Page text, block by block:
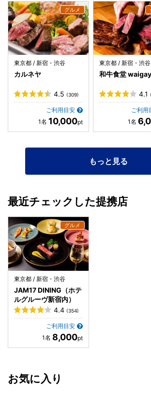
度に濃厚な旨味を感じられます。塩と岩塩と
煮詰めたソース、ワインビネガーとニンニク
ト状のソース3種類。岩塩で食べると岩塩
味をより引き立ててくれます。ペースト状
とワインビネガーの甘みがお肉の旨味をま
ます。煮詰めたソースを使うと、お肉の旨
てお肉を食べてる感がより感じられます。
と酸味のあるドレッシングで味付けしてあ
き芋のようなふうが若干ある紅大根も箸休
です。 ・チャーミングないちごのバシュラン 食べるのがも
ったいなくらい可愛い見た目でスプーンを
使ったアイス、ちーすを使ったムース、外
ったマカロンといちごソースと国産イチゴ
から満足します。マカロン生地のサクサク
ズムースとイチゴのアイスが絶妙で国産い
アクセントになってます。深みのあるコー
はモクテルでアールグレイティーを使ったモ
ました。ローズマリーの香りがいい匂いで、
アールグレイの風味も感じられてスッキリと
ービスは、ホスピタリティは高く、さりげな
ーダーを取ってくれたり、いいサービスでし
ースは6品で7800円だったので値段的にはお
す。デートにちょっといいものを食べたい方
いなどにもおすすめです。
群です。 • 彩り豊かな前菜： 季節の野菜をふんだんに使っ
たサラダや、目にも鮮やかなカルパッチョ
楽しめるメニューが豊富。パーティーや女
最適です。 • デザート： 最後に出てくるデザートは非常に
クオリティが高く、盛り付けもアートのよ
がらコーヒーとスイーツを楽しむ時間は、
ゆったりとしたソファー席でのお食事がで
して長く食事を楽しめます。 リピート確定
東京都 / 新宿・渋谷
カルネヤ
4.5 (309)
ご利用目安
10,000
東京都 / 新宿・渋谷
和牛食堂
4.1
ご利用
もっと見る
最近チェックした提携店
東京都 / 新宿・渋谷
JAM17 DINING（ホテ
ルグルーヴ新宿内）
4.4 (354)
ご利用目安
8,000
お気に入り